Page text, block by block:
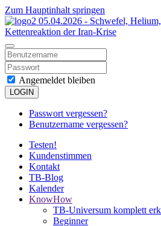
Zum Hauptinhalt springen
Angemeldet bleiben
LOGIN
Passwort vergessen?
Benutzername vergessen?
Testen!
Kundenstimmen
Kontakt
TB-Blog
Kalender
KnowHow
TB-Universum komplett
Beginner